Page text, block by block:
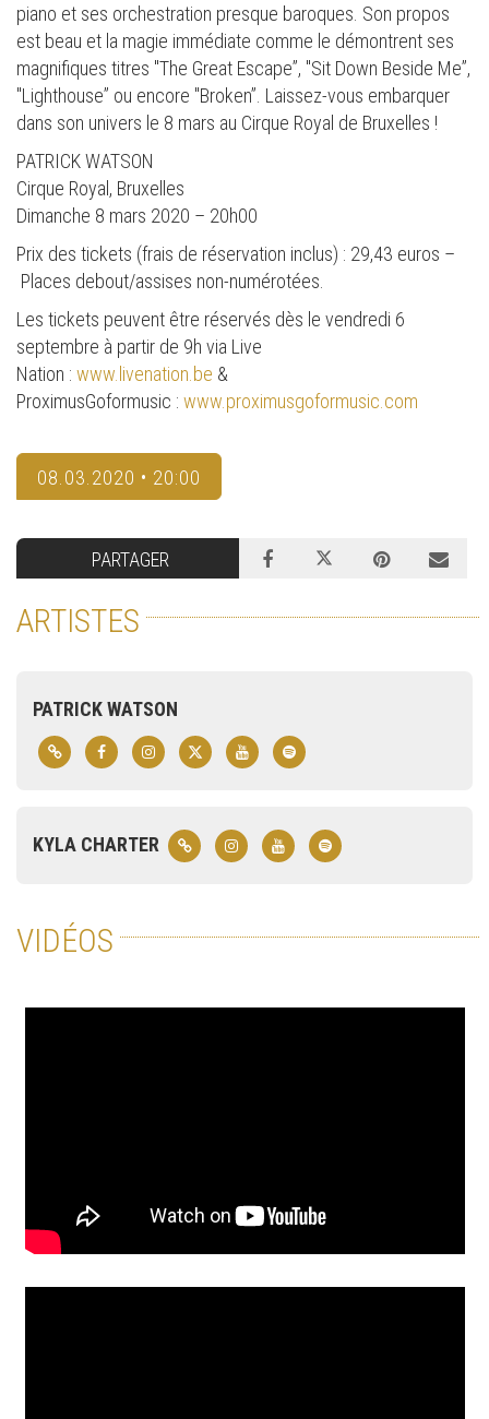
piano et ses orchestration presque baroques. Son propos
est beau et la magie immédiate comme le démontrent ses
magnifiques titres "The Great Escape”, "Sit Down Beside Me”,
"Lighthouse” ou encore "Broken”. Laissez-vous embarquer
dans son univers le 8 mars au Cirque Royal de Bruxelles !
PATRICK WATSON
Cirque Royal, Bruxelles
Dimanche 8 mars 2020 – 20h00
Prix des tickets (frais de réservation inclus) : 29,43 euros –
Places debout/assises non-numérotées.
Les tickets peuvent être réservés dès le vendredi 6
septembre à partir de 9h via Live
Nation : www.livenation.be &
ProximusGoformusic : www.proximusgoformusic.com
08.03.2020 • 20:00
PARTAGER
ARTISTES
PATRICK WATSON
KYLA CHARTER
VIDÉOS